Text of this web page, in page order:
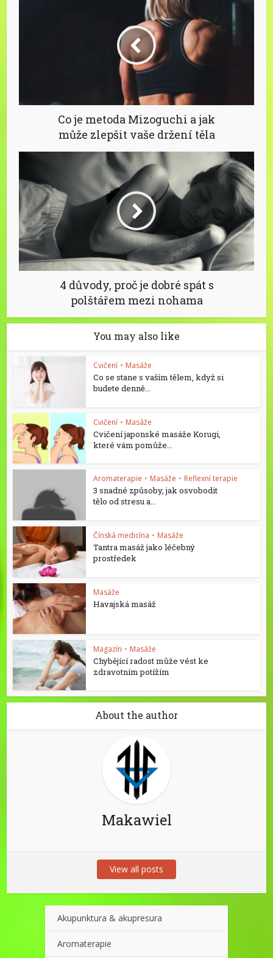
Co je metoda Mizoguchi a jak
může zlepšit vaše držení těla
4 důvody, proč je dobré spát s
polštářem mezi nohama
You may also like
Cvičení • Masáže
Co se stane s vaším tělem, když si
budete denně...
Cvičení • Masáže
Cvičení japonské masáže Korugi,
které vám pomůže...
Aromaterapie • Masáže • Reflexní terapie
3 snadné způsoby, jak osvobodit
tělo od stresu a...
Čínská medicína • Masáže
Tantra masáž jako léčebný
prostředek
Masáže
Havajská masáž
Magazín • Masáže
Chybějící radost může vést ke
zdravotním potížím
About the author
Makawiel
View all posts
Akupunktura & akupresura
Aromaterapie